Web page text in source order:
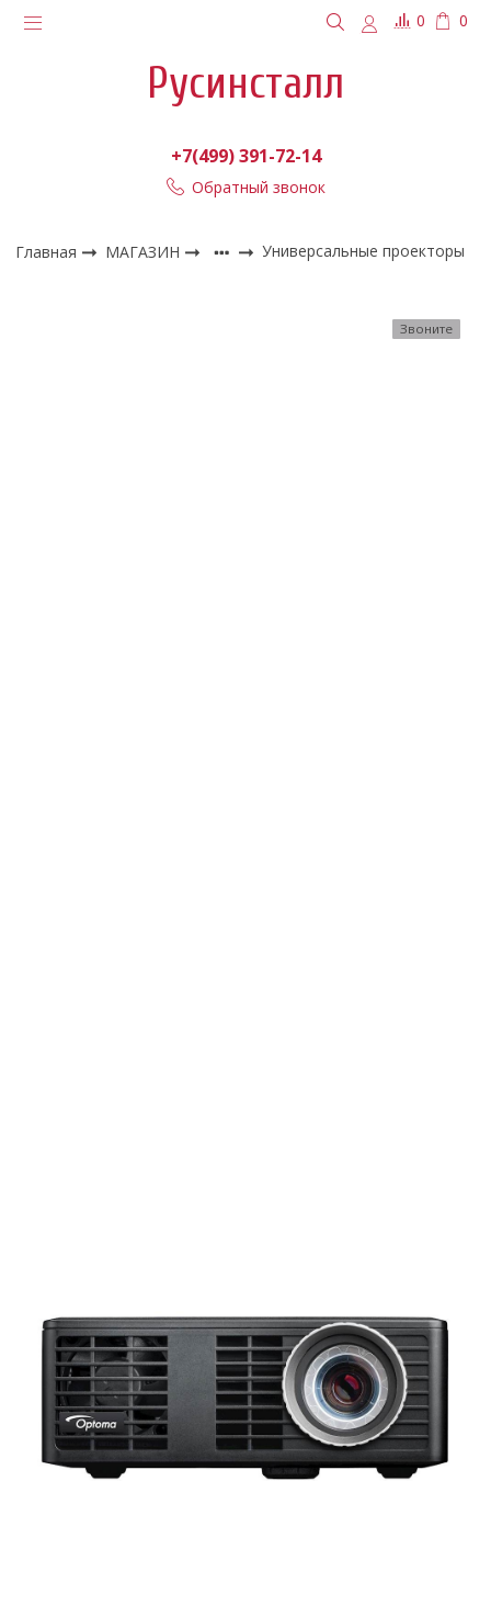
0 0
Русинсталл
+7(499) 391-72-14
Обратный звонок
Главная МАГАЗИН Универсальные проекторы
Звоните